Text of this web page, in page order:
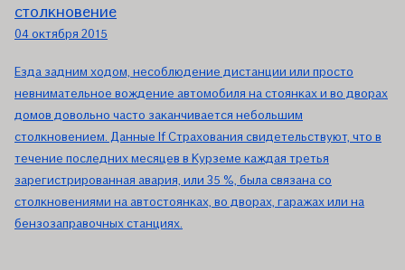
столкновение
04 октября 2015
Езда задним ходом, несоблюдение дистанции или просто
невнимательное вождение автомобиля на стоянках и во дворах
домов довольно часто заканчивается небольшим
столкновением. Данные If Страхования свидетельствуют, что в
течение последних месяцев в Курземе каждая третья
зарегистрированная авария, или 35 %, была связана со
столкновениями на автостоянках, во дворах, гаражах или на
бензозаправочных станциях.